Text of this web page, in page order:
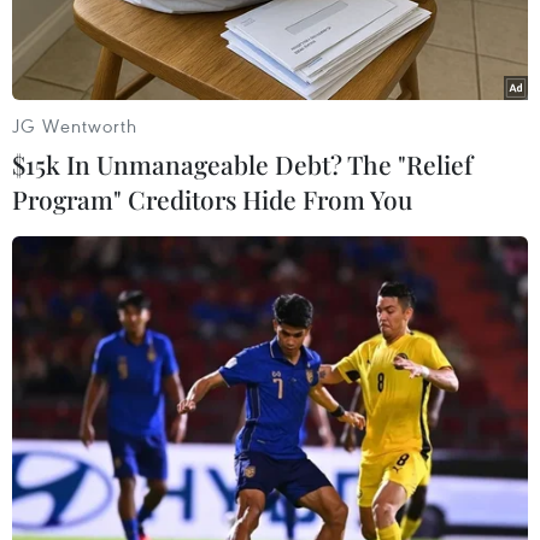
Tổng thống Nga Vladimir Putin (trái) và Thủ tướng Nhật Bản
Shinzo Abe tại cuộc hội đàm. (Nguồn: Reuters)
Theo TASS, ngày 15/12, Tổng thống Nga
Vladimir Putin bày tỏ hy vọng các cuộc hội đàm
trong khuôn khổ chuyến thăm kéo dài 2 ngày
của ông tới Nhật Bản sẽ đóng góp đáng kể cho
JG Wentworth
$15k In Unmanageable Debt? The "Relief
Program" Creditors Hide From You